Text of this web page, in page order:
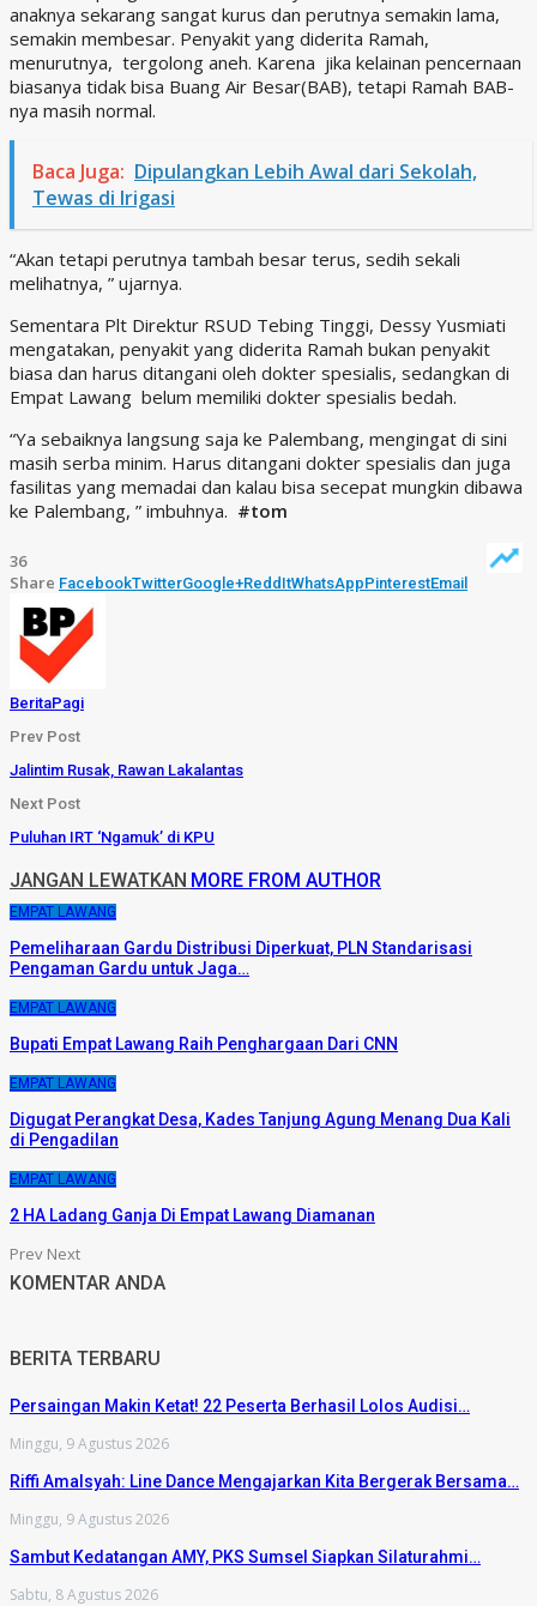
anaknya sekarang sangat kurus dan perutnya semakin lama,
semakin membesar. Penyakit yang diderita Ramah,
menurutnya, tergolong aneh. Karena jika kelainan pencernaan
biasanya tidak bisa Buang Air Besar(BAB), tetapi Ramah BAB-
nya masih normal.
Baca Juga: Dipulangkan Lebih Awal dari Sekolah,
Tewas di Irigasi
“Akan tetapi perutnya tambah besar terus, sedih sekali
melihatnya, ” ujarnya.
Sementara Plt Direktur RSUD Tebing Tinggi, Dessy Yusmiati
mengatakan, penyakit yang diderita Ramah bukan penyakit
biasa dan harus ditangani oleh dokter spesialis, sedangkan di
Empat Lawang belum memiliki dokter spesialis bedah.
“Ya sebaiknya langsung saja ke Palembang, mengingat di sini
masih serba minim. Harus ditangani dokter spesialis dan juga
fasilitas yang memadai dan kalau bisa secepat mungkin dibawa
ke Palembang, ” imbuhnya. #tom
36
Share FacebookTwitterGoogle+ReddItWhatsAppPinterestEmail
BeritaPagi
Prev Post
Jalintim Rusak, Rawan Lakalantas
Next Post
Puluhan IRT ‘Ngamuk’ di KPU
JANGAN LEWATKAN MORE FROM AUTHOR
EMPAT LAWANG
Pemeliharaan Gardu Distribusi Diperkuat, PLN Standarisasi
Pengaman Gardu untuk Jaga…
EMPAT LAWANG
Bupati Empat Lawang Raih Penghargaan Dari CNN
EMPAT LAWANG
Digugat Perangkat Desa, Kades Tanjung Agung Menang Dua Kali
di Pengadilan
EMPAT LAWANG
2 HA Ladang Ganja Di Empat Lawang Diamanan
Prev Next
KOMENTAR ANDA
BERITA TERBARU
Persaingan Makin Ketat! 22 Peserta Berhasil Lolos Audisi…
Minggu, 9 Agustus 2026
Riffi Amalsyah: Line Dance Mengajarkan Kita Bergerak Bersama…
Minggu, 9 Agustus 2026
Sambut Kedatangan AMY, PKS Sumsel Siapkan Silaturahmi…
Sabtu, 8 Agustus 2026